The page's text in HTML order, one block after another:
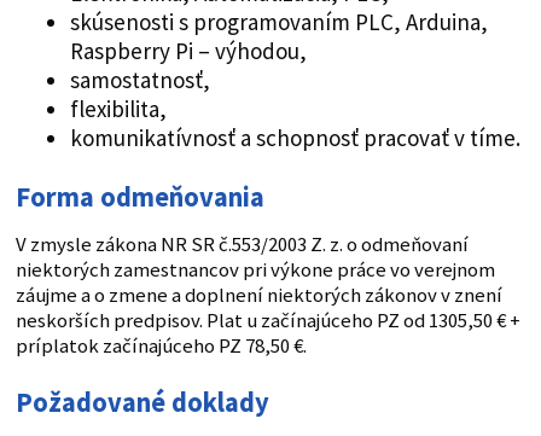
skúsenosti s programovaním PLC, Arduina,
Raspberry Pi – výhodou,
samostatnosť,
flexibilita,
komunikatívnosť a schopnosť pracovať v tíme.
Forma odmeňovania
V zmysle zákona NR SR č.553/2003 Z. z. o odmeňovaní
niektorých zamestnancov pri výkone práce vo verejnom
záujme a o zmene a doplnení niektorých zákonov v znení
neskorších predpisov. Plat u začínajúceho PZ od 1305,50 € +
príplatok začínajúceho PZ 78,50 €.
Požadované doklady